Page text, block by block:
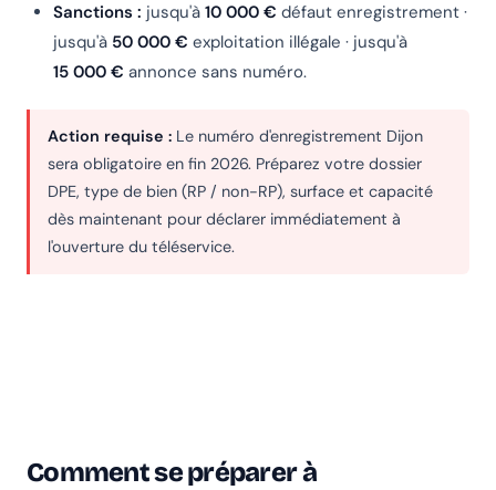
Sanctions : jusqu'à 10 000 € défaut enregistrement ·
jusqu'à 50 000 € exploitation illégale · jusqu'à
15 000 € annonce sans numéro.
Action requise : Le numéro d'enregistrement Dijon
sera obligatoire en fin 2026. Préparez votre dossier
DPE, type de bien (RP / non-RP), surface et capacité
dès maintenant pour déclarer immédiatement à
l'ouverture du téléservice.
Comment se préparer à